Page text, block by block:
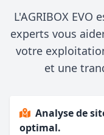
L'AGRIBOX
experts vous
votre
et une
Analyse de
optimal.